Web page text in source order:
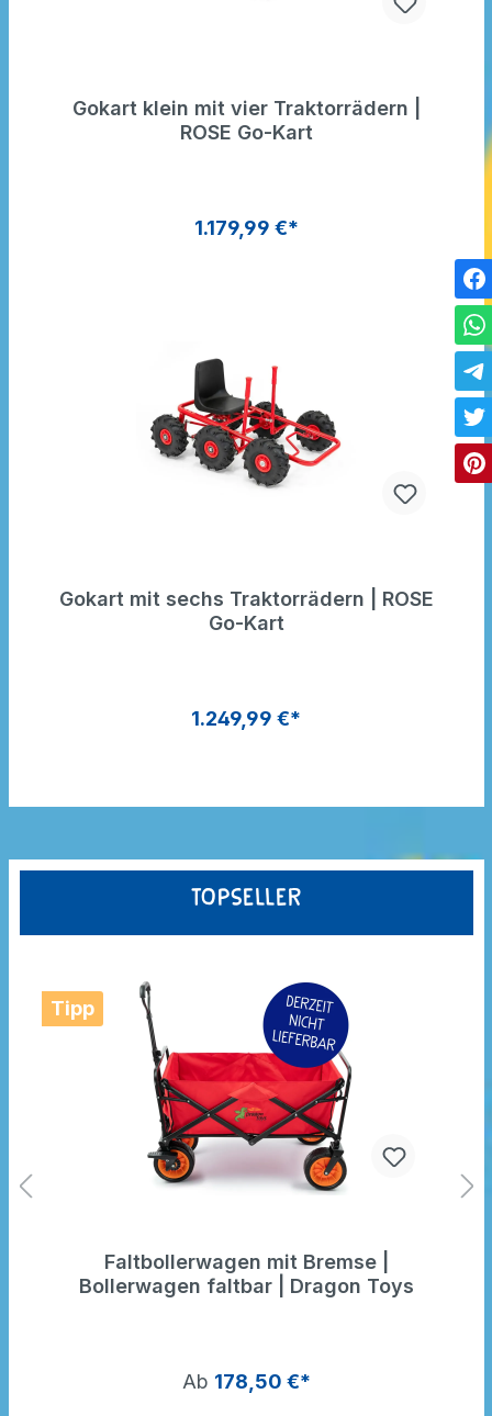
Topseller
Tipp
Faltbollerwagen mit Bremse |
Bollerwagen faltbar | Dragon Toys
Ab 178,50 €*
Gokart klein mit vier Traktorrädern |
ROSE Go-Kart
1.179,99 €*
Gokart mit sechs Traktorrädern | ROSE
Go-Kart
1.249,99 €*